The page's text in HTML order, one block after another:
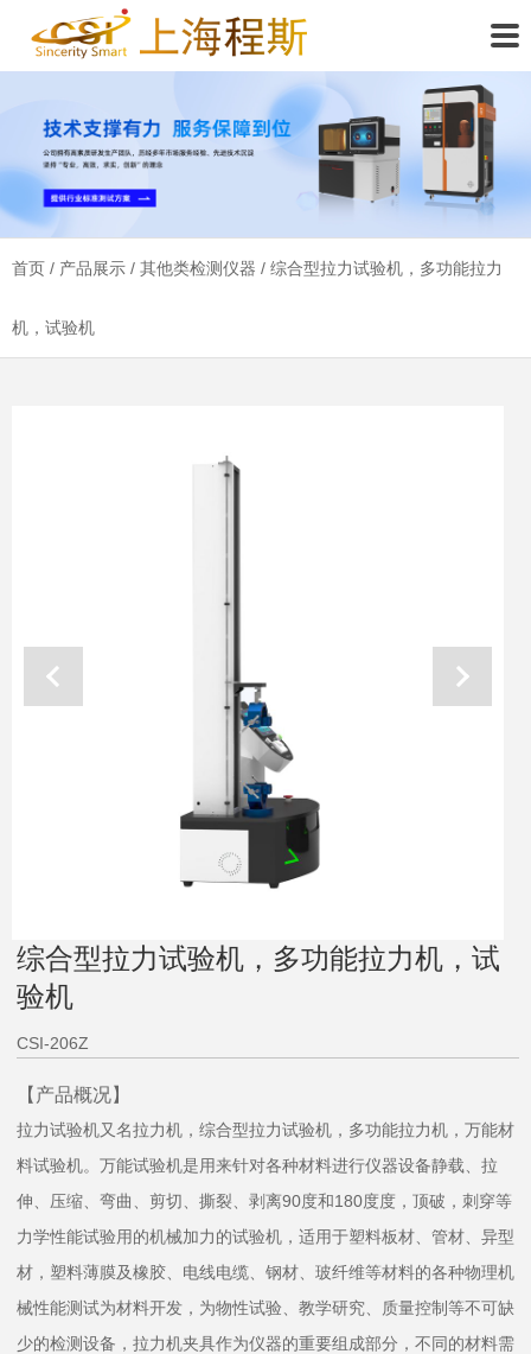
首页 / 产品展示 / 其他类检测仪器 / 综合型拉力试验机，多功能拉力
机，试验机
综合型拉力试验机，多功能拉力机，试
验机
CSI-206Z
【产品概况】
拉力试验机又名拉力机，综合型拉力试验机，多功能拉力机，万能材
料试验机。万能试验机是用来针对各种材料进行仪器设备静载、拉
伸、压缩、弯曲、剪切、撕裂、剥离90度和180度度，顶破，刺穿等
力学性能试验用的机械加力的试验机，适用于塑料板材、管材、异型
材，塑料薄膜及橡胶、电线电缆、钢材、玻纤维等材料的各种物理机
械性能测试为材料开发，为物性试验、教学研究、质量控制等不可缺
少的检测设备，拉力机夹具作为仪器的重要组成部分，不同的材料需